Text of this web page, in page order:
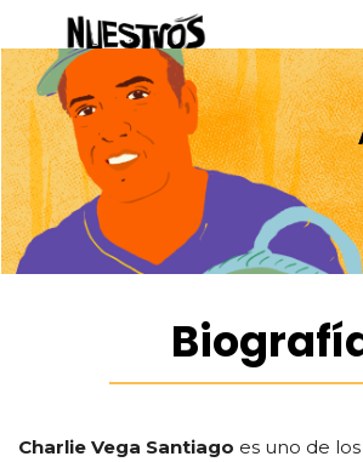
Charlie Vega Santiago es uno de